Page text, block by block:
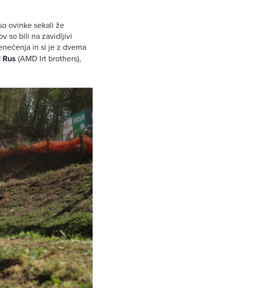
ovinke sekali že
so bili na zavidljivi
in si je z dvema
(AMD Irt brothers),